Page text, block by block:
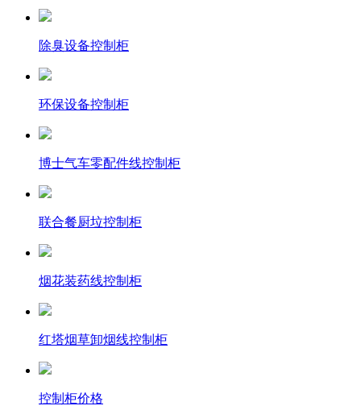
除臭设备控制柜
环保设备控制柜
博士气车零配件线控制柜
联合餐厨垃控制柜
烟花装药线控制柜
红塔烟草卸烟线控制柜
控制柜价格